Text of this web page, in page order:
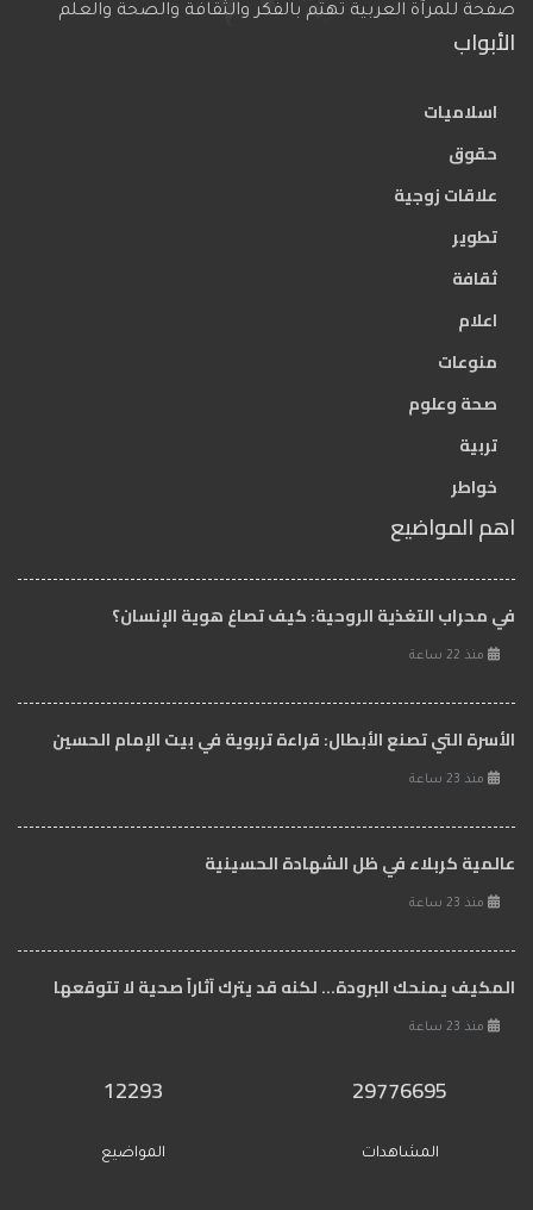
صفحة للمرآة العربية تهتم بالفكر والثقافة والصحة والعلم
الأبواب
اسلاميات
حقوق
علاقات زوجية
تطوير
ثقافة
اعلام
منوعات
صحة وعلوم
تربية
خواطر
اهم المواضيع
في محراب التغذية الروحية: كيف تصاغ هوية الإنسان؟
منذ 22 ساعة
الأسرة التي تصنع الأبطال: قراءة تربوية في بيت الإمام الحسين
منذ 23 ساعة
عالمية كربلاء في ظل الشهادة الحسينية
منذ 23 ساعة
المكيف يمنحك البرودة... لكنه قد يترك آثاراً صحية لا تتوقعها
منذ 23 ساعة
29776695
المشاهدات
12293
المواضيع